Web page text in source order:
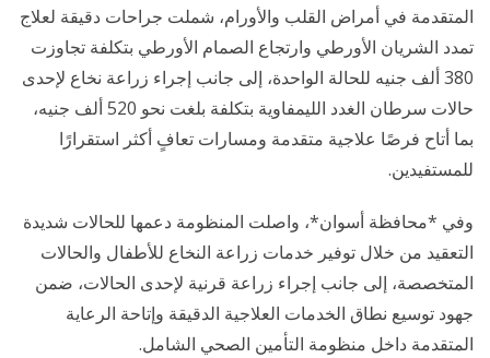
المتقدمة في أمراض القلب والأورام، شملت جراحات دقيقة لعلاج
تمدد الشريان الأورطي وارتجاع الصمام الأورطي بتكلفة تجاوزت
380 ألف جنيه للحالة الواحدة، إلى جانب إجراء زراعة نخاع لإحدى
حالات سرطان الغدد الليمفاوية بتكلفة بلغت نحو 520 ألف جنيه،
بما أتاح فرصًا علاجية متقدمة ومسارات تعافٍ أكثر استقرارًا
للمستفيدين.
وفي *محافظة أسوان*، واصلت المنظومة دعمها للحالات شديدة
التعقيد من خلال توفير خدمات زراعة النخاع للأطفال والحالات
المتخصصة، إلى جانب إجراء زراعة قرنية لإحدى الحالات، ضمن
جهود توسيع نطاق الخدمات العلاجية الدقيقة وإتاحة الرعاية
المتقدمة داخل منظومة التأمين الصحي الشامل.